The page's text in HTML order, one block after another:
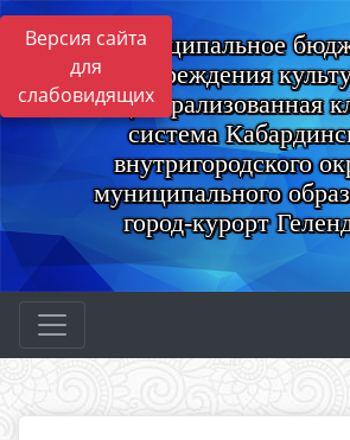
Версия сайта
для
слабовидящих
Муниципальное
учреждения
«Централизованная
система
внутригородского
муниципального
город-курорт